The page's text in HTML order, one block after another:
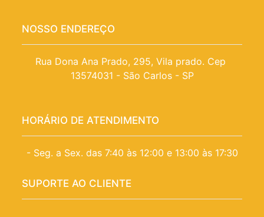
NOSSO ENDEREÇO
Rua Dona Ana Prado, 295, Vila prado. Cep
13574031 - São Carlos - SP
HORÁRIO DE ATENDIMENTO
- Seg. a Sex. das 7:40 às 12:00 e 13:00 às 17:30
SUPORTE AO CLIENTE